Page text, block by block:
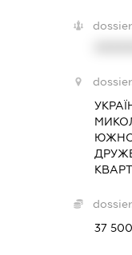
37